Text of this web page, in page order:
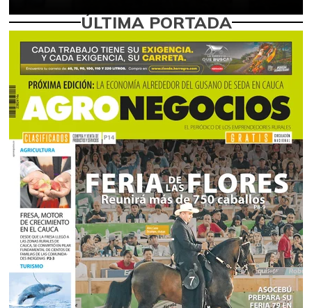
ÚLTIMA PORTADA